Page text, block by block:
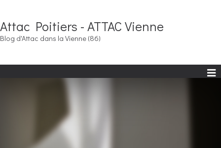
Attac Poitiers - ATTAC Vienne
Blog d'Attac dans la Vienne (86)